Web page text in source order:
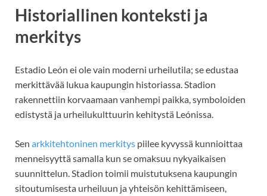
Historiallinen konteksti ja
merkitys
Estadio León ei ole vain moderni urheilutila; se edustaa
merkittävää lukua kaupungin historiassa. Stadion
rakennettiin korvaamaan vanhempi paikka, symboloiden
edistystä ja urheilukulttuurin kehitystä Leónissa.
Sen arkkitehtoninen merkitys piilee kyvyssä kunnioittaa
menneisyyttä samalla kun se omaksuu nykyaikaisen
suunnittelun. Stadion toimii muistutuksena kaupungin
sitoutumisesta urheiluun ja yhteisön kehittämiseen,